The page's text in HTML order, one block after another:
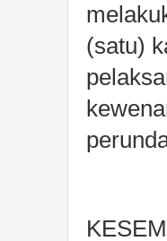
(satu)